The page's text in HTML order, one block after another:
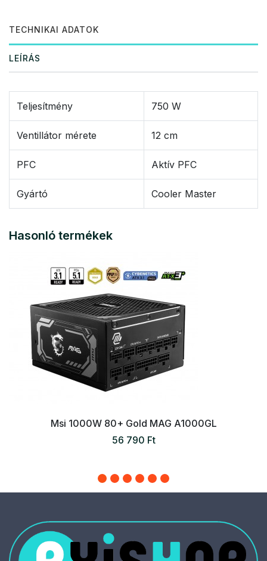
TECHNIKAI ADATOK
LEÍRÁS
Teljesítmény 750 W
Ventillátor mérete 12 cm
PFC Aktív PFC
Gyártó Cooler Master
Hasonló termékek
Msi 1000W 80+ Gold MAG A1000GL
56 790 Ft